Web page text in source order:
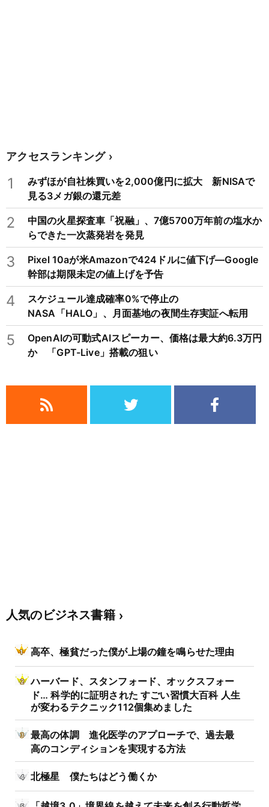
アクセスランキング
1
みずほが自社株買いを2,000億円に拡大 新NISAで
見る3メガ銀の還元差
2
中国の火星探査車「祝融」、7億5700万年前の塩水か
らできた一次蒸発岩を発見
3
Pixel 10aが米Amazonで424ドルに値下げ―Google
幹部は期限未定の値上げを予告
4
スケジュール達成確率0%で停止の
NASA「HALO」、月面基地の夜間生存実証へ転用
5
OpenAIの可動式AIスピーカー、価格は最大約6.3万円
か 「GPT-Live」搭載の狙い
人気のビジネス書籍
高卒、極貧だった僕が上場の鐘を鳴らせた理由
ハーバード、スタンフォード、オックスフォー
ド… 科学的に証明された すごい習慣大百科 人生
が変わるテクニック112個集めました
最高の体調 進化医学のアプローチで、過去最
高のコンディションを実現する方法
北極星 僕たちはどう働くか